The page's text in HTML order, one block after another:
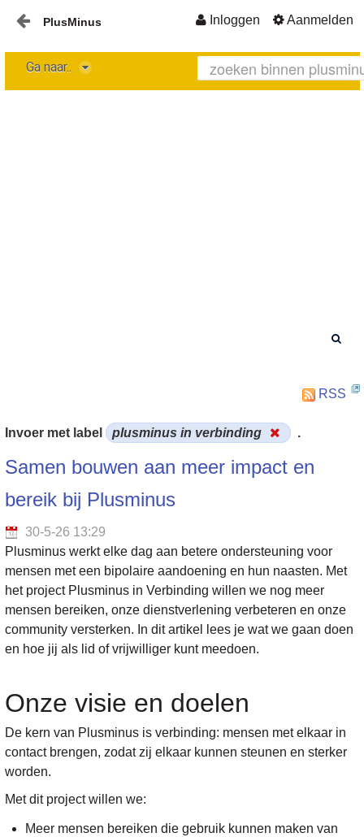
Naar content
Inloggen Aanmelden
PlusMinus
Home
Ga naar..
RSS
Invoer met label plusminus in verbinding .
Samen bouwen aan meer impact en
bereik bij Plusminus
30-5-26 13:29
Plusminus werkt elke dag aan betere ondersteuning voor
mensen met een bipolaire aandoening en hun naasten. Met
het project Plusminus in Verbinding willen we nog meer
mensen bereiken, onze dienstverlening verbeteren en onze
community versterken. In dit artikel lees je wat we gaan doen
en hoe jij als lid of vrijwilliger kunt meedoen.
Onze visie en doelen
De kern van Plusminus is verbinding: mensen met elkaar in
contact brengen, zodat zij elkaar kunnen steunen en sterker
worden.
Met dit project willen we:
Meer mensen bereiken die gebruik kunnen maken van